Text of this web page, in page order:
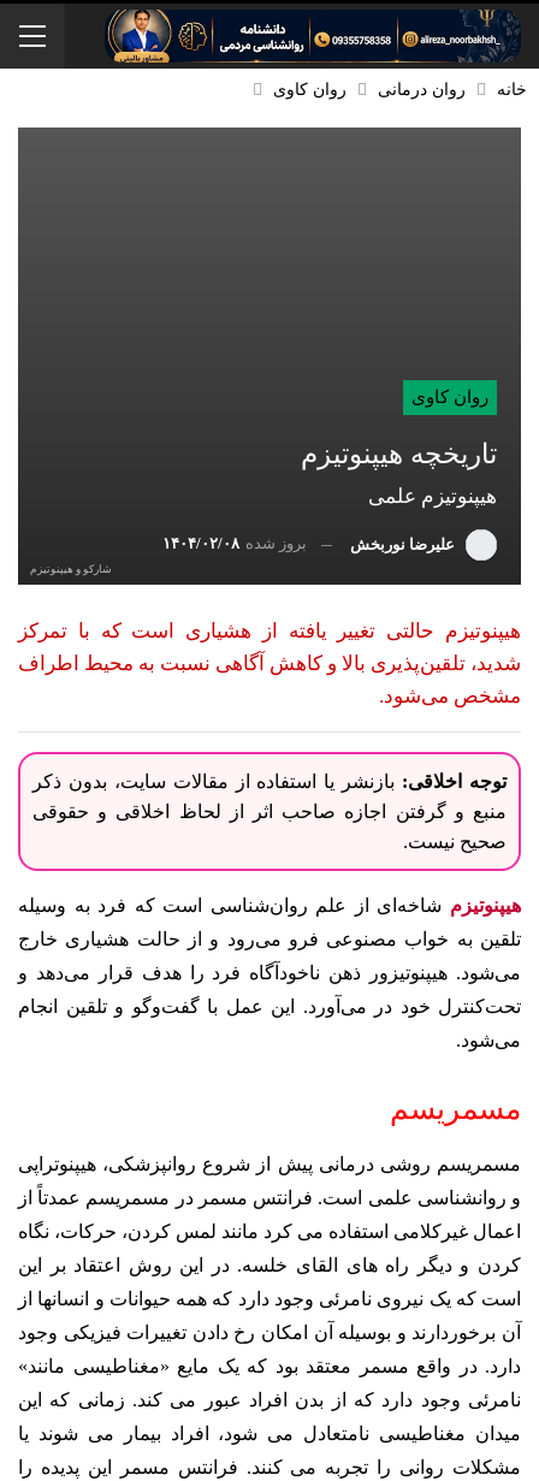
خانه روان درمانی روان کاوی
روان کاوی
تاریخچه هیپنوتیزم
هیپنوتیزم علمی
علیرضا نوربخش بروز شده ۱۴۰۴/۰۲/۰۸
شارکو و هیپنوتیزم
هیپنوتیزم حالتی تغییر یافته از هشیاری است که با تمرکز
شدید، تلقین‌پذیری بالا و کاهش آگاهی نسبت به محیط اطراف
مشخص می‌شود.
توجه اخلاقی: بازنشر یا استفاده از مقالات سایت، بدون ذکر
منبع و گرفتن اجازه صاحب اثر از لحاظ اخلاقی و حقوقی
صحیح نیست.
هیپنوتیزم شاخه‌ای از علم روان‌شناسی است که فرد به‌ وسیله
تلقین به خواب مصنوعی فرو می‌رود و از حالت هشیاری خارج
می‌شود. هیپنوتیزور ذهن ناخودآگاه فرد را هدف قرار می‌دهد و
تحت‌کنترل خود در می‌آورد. این عمل با گفت‌وگو‌ و تلقین انجام
می‌شود.
مسمریسم
مسمریسم روشی درمانی پیش از شروع روانپزشکی، هیپنوتراپی
و روانشناسی علمی است. فرانتس مسمر در مسمریسم عمدتاً از
اعمال غیرکلامی استفاده می کرد مانند لمس کردن، حرکات، نگاه
کردن و دیگر راه های القای خلسه. در این روش اعتقاد بر این
است که یک نیروی نامرئی وجود دارد که همه حیوانات و انسانها از
آن برخوردارند و بوسیله آن امکان رخ دادن تغییرات فیزیکی وجود
دارد. در واقع مسمر معتقد بود که یک مایع «مغناطیسی مانند»
نامرئی وجود دارد که از بدن افراد عبور می کند. زمانی که این
میدان مغناطیسی نامتعادل می شود، افراد بیمار می شوند یا
مشکلات روانی را تجربه می کنند. فرانتس مسمر این پدیده را